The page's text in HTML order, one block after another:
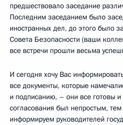
предшествовало заседание
Последним заседанием было
иностранных дел, до этого было
Совета Безопасности (ваши
все встречи прошли весьма
И сегодня хочу Вас
все документы, которые
и подписанию, – они все готовы
согласования был непростым,
информируем руководителей